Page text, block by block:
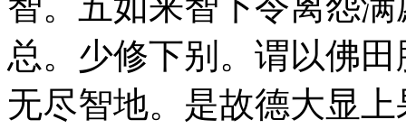
总。少修下别。谓以佛
无尽智地。是故德大显